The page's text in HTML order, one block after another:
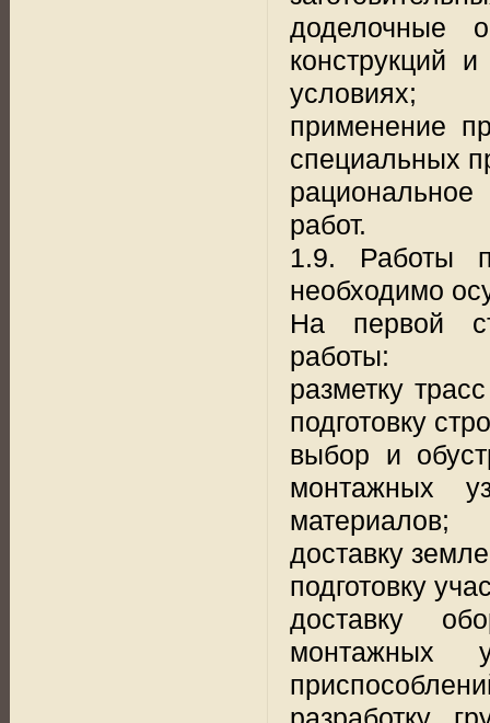
доделочные
конструкций
условиях;
применение
специальных
работ.
1.9. Работы
необходимо
На первой
работы:
разметку
подготовку
выбор и
монтажных
материалов;
доставку
подготовку
доставку
монтажных